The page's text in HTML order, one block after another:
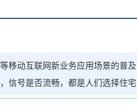
移动互联网新业务应用场景的普
信号是否流畅，都是人们选择住宅